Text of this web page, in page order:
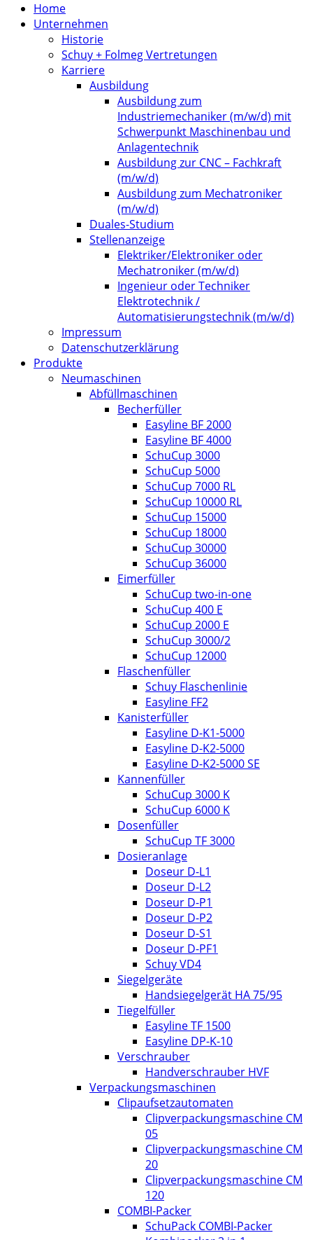
Home
Unternehmen
Historie
Schuy + Folmeg Vertretungen
Karriere
Ausbildung
Ausbildung zum
Industriemechaniker (m/w/d) mit
Schwerpunkt Maschinenbau und
Anlagentechnik
Ausbildung zur CNC – Fachkraft
(m/w/d)
Ausbildung zum Mechatroniker
(m/w/d)
Duales-Studium
Stellenanzeige
Elektriker/Elektroniker oder
Mechatroniker (m/w/d)
Ingenieur oder Techniker
Elektrotechnik /
Automatisierungstechnik (m/w/d)
Impressum
Datenschutzerklärung
Produkte
Neumaschinen
Abfüllmaschinen
Becherfüller
Easyline BF 2000
Easyline BF 4000
SchuCup 3000
SchuCup 5000
SchuCup 7000 RL
SchuCup 10000 RL
SchuCup 15000
SchuCup 18000
SchuCup 30000
SchuCup 36000
Eimerfüller
SchuCup two-in-one
SchuCup 400 E
SchuCup 2000 E
SchuCup 3000/2
SchuCup 12000
Flaschenfüller
Schuy Flaschenlinie
Easyline FF2
Kanisterfüller
Easyline D-K1-5000
Easyline D-K2-5000
Easyline D-K2-5000 SE
Kannenfüller
SchuCup 3000 K
SchuCup 6000 K
Dosenfüller
SchuCup TF 3000
Dosieranlage
Doseur D-L1
Doseur D-L2
Doseur D-P1
Doseur D-P2
Doseur D-S1
Doseur D-PF1
Schuy VD4
Siegelgeräte
Handsiegelgerät HA 75/95
Tiegelfüller
Easyline TF 1500
Easyline DP-K-10
Verschrauber
Handverschrauber HVF
Verpackungsmaschinen
Clipaufsetzautomaten
Clipverpackungsmaschine CM
05
Clipverpackungsmaschine CM
20
Clipverpackungsmaschine CM
120
COMBI-Packer
SchuPack COMBI-Packer